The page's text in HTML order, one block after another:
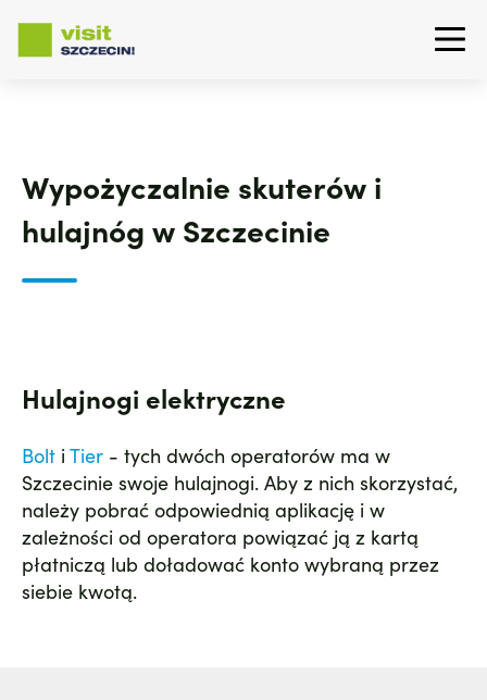
Wypożyczalnie skuterów i
hulajnóg w Szczecinie
Hulajnogi elektryczne
Bolt i Tier - tych dwóch operatorów ma w
Szczecinie swoje hulajnogi. Aby z nich skorzystać,
należy pobrać odpowiednią aplikację i w
zależności od operatora powiązać ją z kartą
płatniczą lub doładować konto wybraną przez
siebie kwotą.